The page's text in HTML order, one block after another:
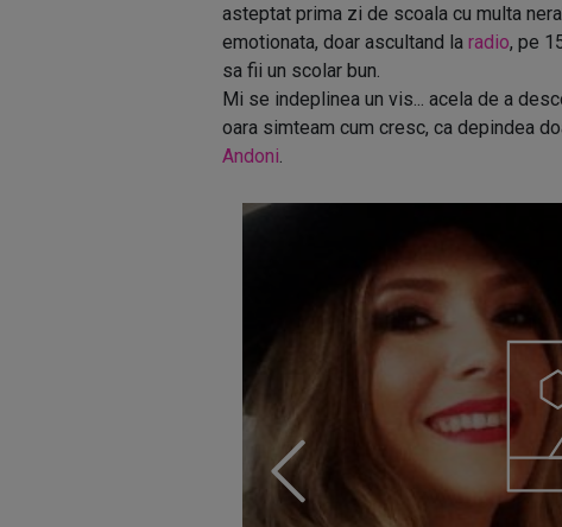
asteptat prima zi de scoala cu multa
emotionata, doar ascultand la radio, pe
sa fii un scolar bun.
Mi se indeplinea un vis... acela de a
oara simteam cum cresc, ca depindea
Andoni.